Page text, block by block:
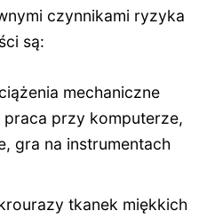
czynnikami ryzyka
są:
mechaniczne
praca przy komputerze,
gra na instrumentach
tkanek miękkich